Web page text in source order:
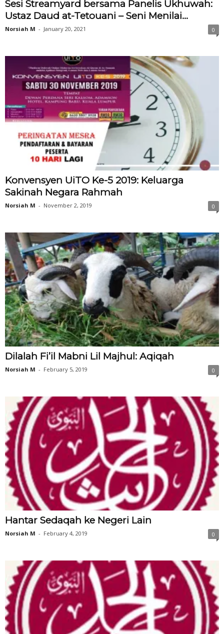
Sesi Streamyard bersama Panelis Ukhuwah:
Ustaz Daud at-Tetouani – Seni Menilai...
Norsiah M - January 20, 2021 0
Konvensyen UiTO Ke-5 2019: Keluarga
Sakinah Negara Rahmah
Norsiah M - November 2, 2019 0
Dilalah Fi’il Mabni Lil Majhul: Aqiqah
Norsiah M - February 5, 2019 0
Hantar Sedaqah ke Negeri Lain
Norsiah M - February 4, 2019 0